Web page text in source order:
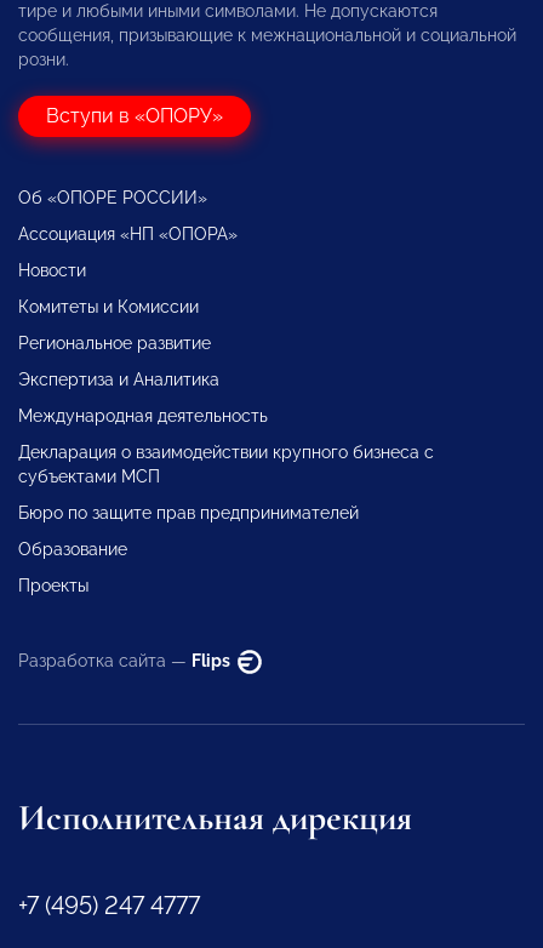
тире и любыми иными символами. Не допускаются
сообщения, призывающие к межнациональной и социальной
розни.
Вступи в «ОПОРУ»
Об «ОПОРЕ РОССИИ»
Ассоциация «НП «ОПОРА»
Новости
Комитеты и Комиссии
Региональное развитие
Экспертиза и Аналитика
Международная деятельность
Декларация о взаимодействии крупного бизнеса с
субъектами МСП
Бюро по защите прав предпринимателей
Образование
Проекты
Разработка сайта — Flips
Исполнительная дирекция
+7 (495) 247 4777